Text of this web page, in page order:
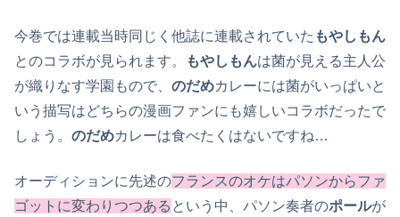
今巻では連載当時同じく他誌に連載されていた もやしもん
とのコラボが見られます。
もやしもんは菌が見える主人公
が織りなす学園もので、 のだめカレーには菌がいっぱいと
いう描写はどちらの漫画ファンにも嬉しいコラボだったで
しょう。 のだめカレーは食べたくはないですね…
オーディションに先述のフランスのオケはパソンからファ
ゴットに変わりつつある という中、パソン奏者のポールが